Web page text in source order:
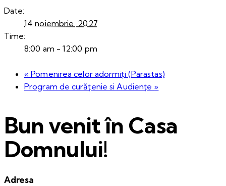
Date:
14 noiembrie, 2027
Time:
8:00 am - 12:00 pm
« Pomenirea celor adormiți (Parastas)
Program de curățenie si Audiențe »
Bun venit în Casa
Domnului!
Adresa